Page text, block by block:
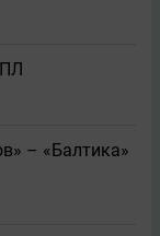
– «Балтика»